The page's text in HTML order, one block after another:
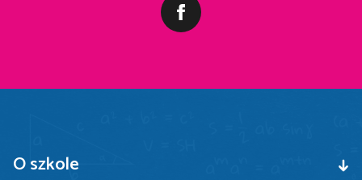
O szkole